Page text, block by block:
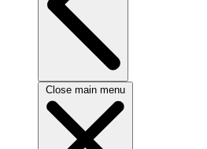
Close main menu